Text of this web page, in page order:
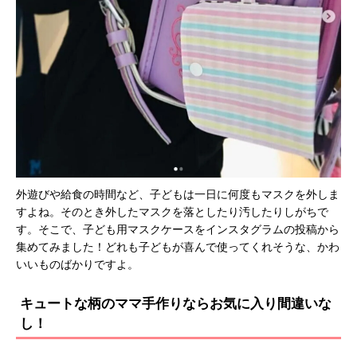
外遊びや給食の時間など、子どもは一日に何度もマスクを外しま
すよね。そのとき外したマスクを落としたり汚したりしがちで
す。そこで、子ども用マスクケースをインスタグラムの投稿から
集めてみました！どれも子どもが喜んで使ってくれそうな、かわ
いいものばかりですよ。
キュートな柄のママ手作りならお気に入り間違いな
し！